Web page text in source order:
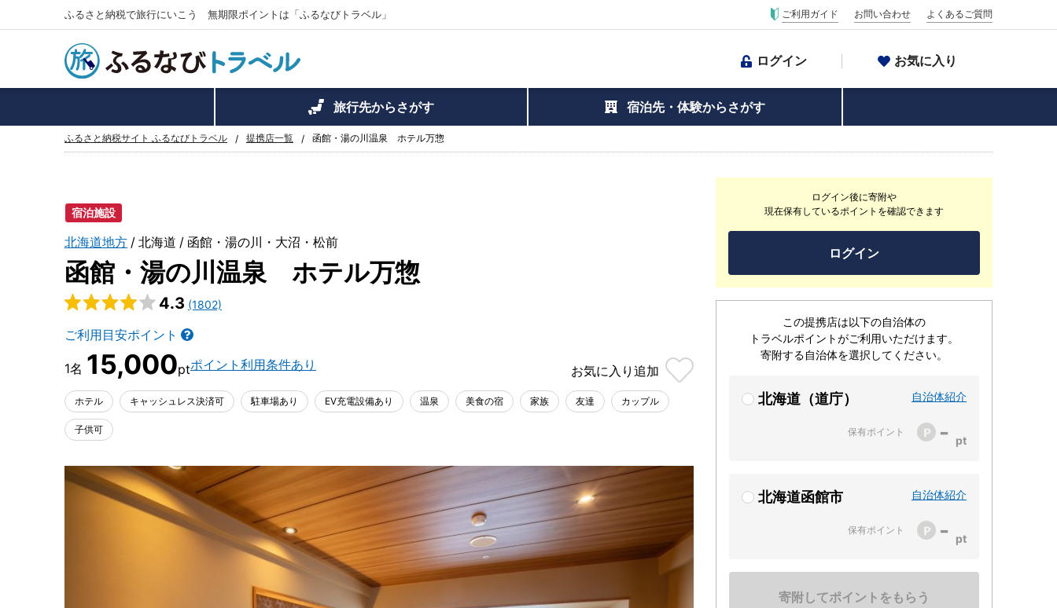
ふるさと納税で旅行にいこう 無期限ポイントは「ふるなびトラベル」 ご利用ガイド お問い合わせ よくあるご質問
ログイン お気に入り
旅行先からさがす 宿泊先・体験からさがす
ふるさと納税サイト ふるなびトラベル 提携店一覧 函館・湯の川温泉 ホテル万惣
宿泊施設
北海道地方 北海道 函館・湯の川・大沼・松前
函館・湯の川温泉 ホテル万惣
4.3 (1802)
ご利用目安ポイント
15,000 ポイント利用条件あり お気に入り 追加
ホテル キャッシュレス決済可 駐車場あり EV充電設備あり 温泉 美食の宿 家族 友達 カップル
子供可
ログイン後に寄附や
現在保有しているポイントを確認できます
ログイン
この提携店は以下の自治体の
トラベルポイントがご利用いただけます。
寄附する自治体を選択してください。
北海道（道庁） 自治体紹介
保有ポイント -
北海道函館市 自治体紹介
保有ポイント -
寄附してポイントをもらう